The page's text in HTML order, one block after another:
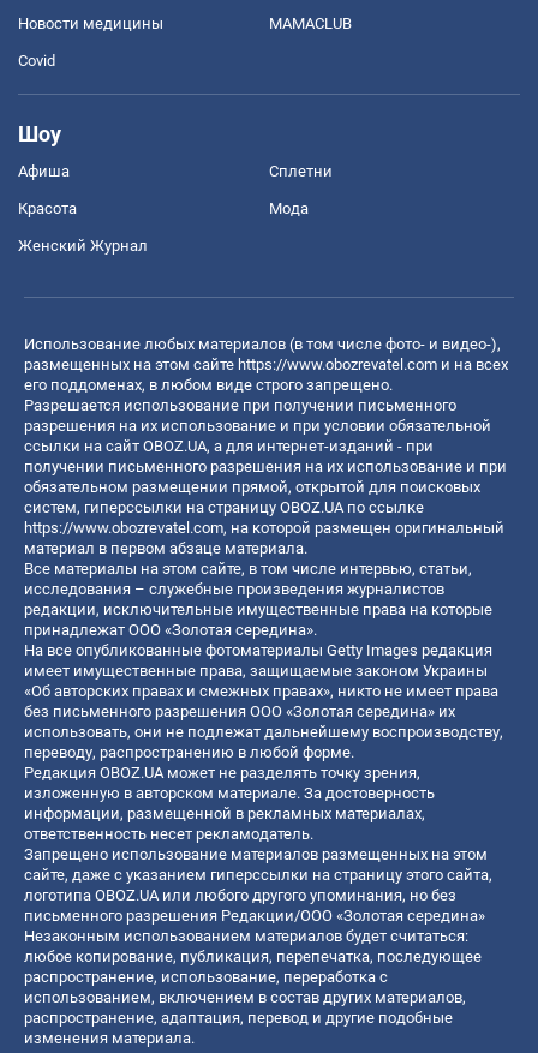
Новости медицины MAMACLUB
Covid
Шоу
Афиша Сплетни
Красота Мода
Женский Журнал
Использование любых материалов (в том числе фото- и видео-),
размещенных на этом сайте https://www.obozrevatel.com и на всех
его поддоменах, в любом виде строго запрещено.
Разрешается использование при получении письменного
разрешения на их использование и при условии обязательной
ссылки на сайт OBOZ.UA, а для интернет-изданий - при
получении письменного разрешения на их использование и при
обязательном размещении прямой, открытой для поисковых
систем, гиперссылки на страницу OBOZ.UA по ссылке
https://www.obozrevatel.com, на которой размещен оригинальный
материал в первом абзаце материала.
Все материалы на этом сайте, в том числе интервью, статьи,
исследования – служебные произведения журналистов
редакции, исключительные имущественные права на которые
принадлежат ООО «Золотая середина».
На все опубликованные фотоматериалы Getty Images редакция
имеет имущественные права, защищаемые законом Украины
«Об авторских правах и смежных правах», никто не имеет права
без письменного разрешения ООО «Золотая середина» их
использовать, они не подлежат дальнейшему воспроизводству,
переводу, распространению в любой форме.
Редакция OBOZ.UA может не разделять точку зрения,
изложенную в авторском материале. За достоверность
информации, размещенной в рекламных материалах,
ответственность несет рекламодатель.
Запрещено использование материалов размещенных на этом
сайте, даже с указанием гиперссылки на страницу этого сайта,
логотипа OBOZ.UA или любого другого упоминания, но без
письменного разрешения Редакции/ООО «Золотая середина»
Незаконным использованием материалов будет считаться:
любое копирование, публикация, перепечатка, последующее
распространение, использование, переработка с
использованием, включением в состав других материалов,
распространение, адаптация, перевод и другие подобные
изменения материала.